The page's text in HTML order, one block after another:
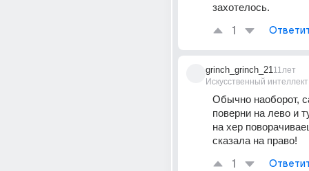
захотелось.
1
grinch_grinch_21
Искусственный интеллект
11лет
Обычно наоборот,
поверни на лево и
на хер
сказала на право!
1